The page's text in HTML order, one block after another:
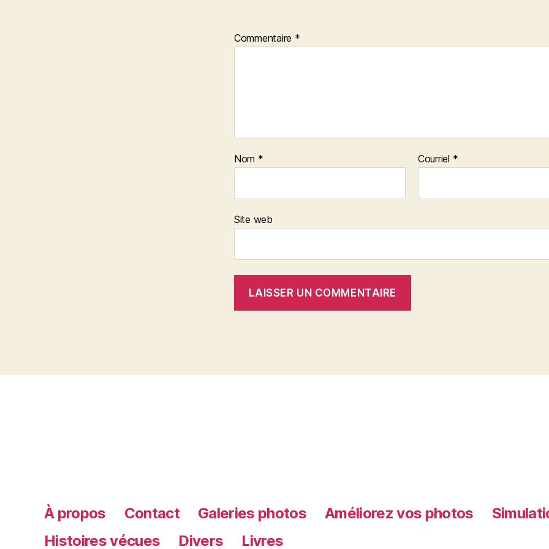
Commentaire *
Nom * Courriel *
Site web
À propos Contact Galeries photos Améliorez vos photos
Histoires vécues
Divers Livres